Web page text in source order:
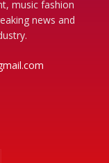
music fashion
news and